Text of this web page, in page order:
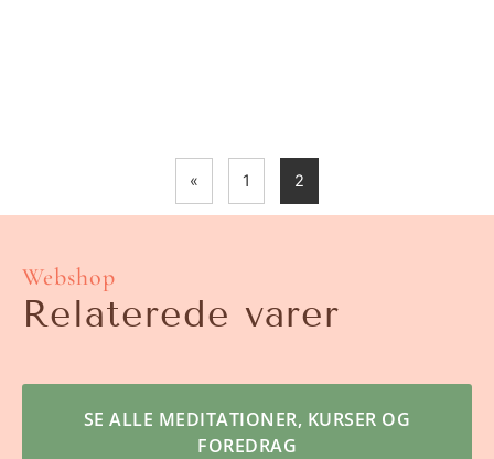
« 1 2
Webshop
Relaterede varer
SE ALLE MEDITATIONER, KURSER OG
FOREDRAG